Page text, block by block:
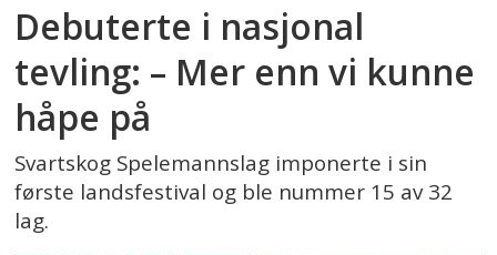
Debuterte i nasjonal
tevling: – Mer enn vi kunne
håpe på
Svartskog Spelemannslag imponerte i sin
første landsfestival og ble nummer 15 av 32
lag.